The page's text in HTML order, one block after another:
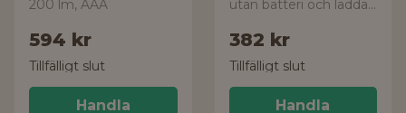
200 lm, AAA
594 kr
Tillfälligt slut
Handla
utan batteri och laddare
382 kr
Tillfälligt slut
Handla